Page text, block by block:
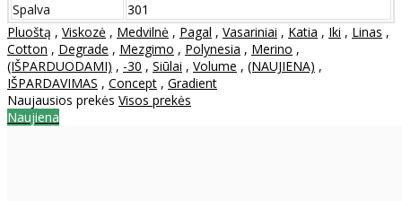
Spalva
301
Pluoštą , Viskozė , Medvilnė , Pagal , Vasariniai , Katia , Iki , Linas ,
Cotton , Degrade , Mezgimo , Polynesia , Merino ,
(IŠPARDUODAMI) , -30 , Siūlai , Volume , (NAUJIENA) ,
IŠPARDAVIMAS , Concept , Gradient
Naujausios prekės Visos prekės
Naujiena